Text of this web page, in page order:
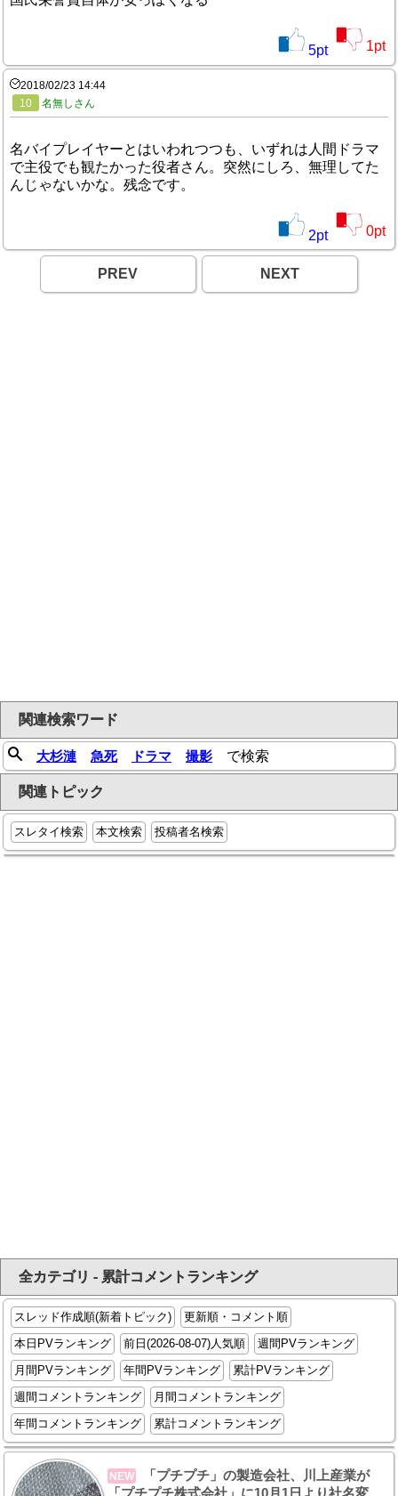
5pt 1pt
2018/02/23 14:44
10
名無しさん
名バイプレイヤーとはいわれつつも、いずれは人間ドラマ
で主役でも観たかった役者さん。突然にしろ、無理してた
んじゃないかな。残念です。
2pt 0pt
PREV NEXT
関連検索ワード
大杉漣 急死 ドラマ 撮影 で検索
関連トピック
スレタイ検索 本文検索 投稿者名検索
全カテゴリ - 累計コメントランキング
スレッド作成順(新着トピック)
更新順・コメント順
本日PVランキング
前日(2026-08-07)人気順
週間PVランキング
月間PVランキング
年間PVランキング
累計PVランキング
週間コメントランキング
月間コメントランキング
年間コメントランキング
累計コメントランキング
NEW
「プチプチ」の製造会社、川上産業が
「プチプチ株式会社」に10月1日より社名変